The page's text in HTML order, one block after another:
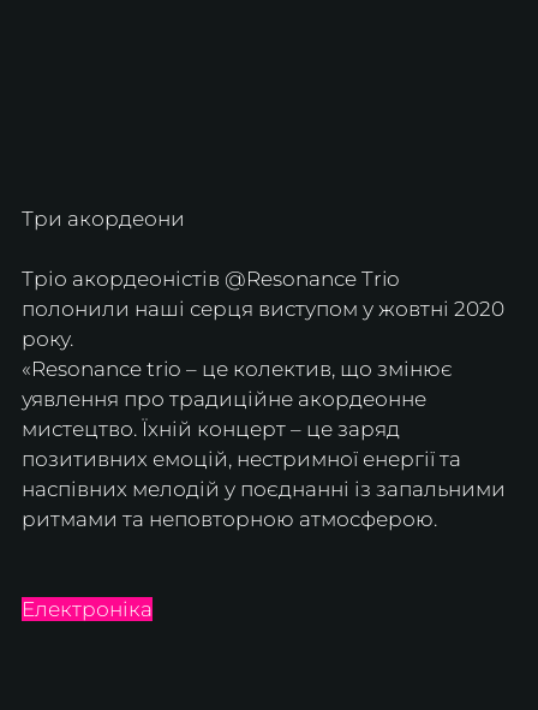
Три акордеони
Тріо акордеоністів @Resonance Trio
полонили наші серця виступом у жовтні 2020
року.
«Resonance trio – це колектив, що змінює
уявлення про традиційне акордеонне
мистецтво. Їхній концерт – це заряд
позитивних емоцій, нестримної енергії та
наспівних мелодій у поєднанні із запальними
ритмами та неповторною атмосферою.
Електроніка